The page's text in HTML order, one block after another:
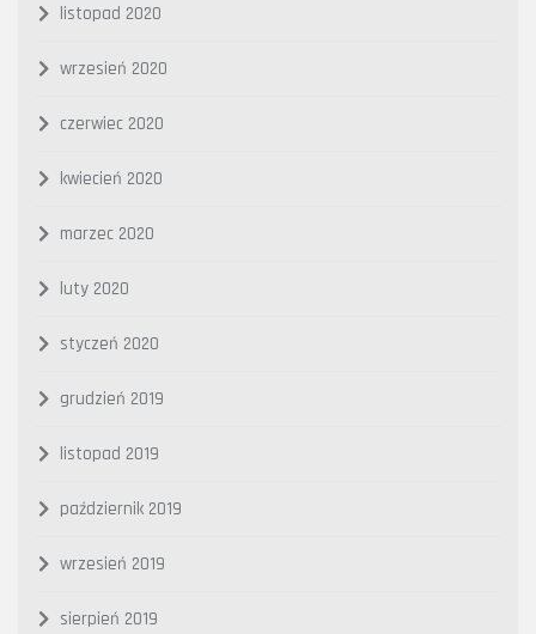
listopad 2020
wrzesień 2020
czerwiec 2020
kwiecień 2020
marzec 2020
luty 2020
styczeń 2020
grudzień 2019
listopad 2019
październik 2019
wrzesień 2019
sierpień 2019